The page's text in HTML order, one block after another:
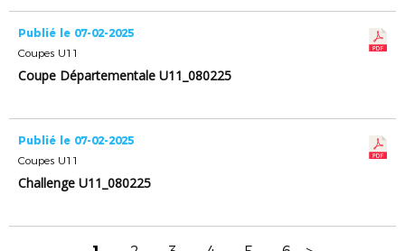
Publié le 07-02-2025
Coupes U11
Coupe Départementale U11_080225
Publié le 07-02-2025
Coupes U11
Challenge U11_080225